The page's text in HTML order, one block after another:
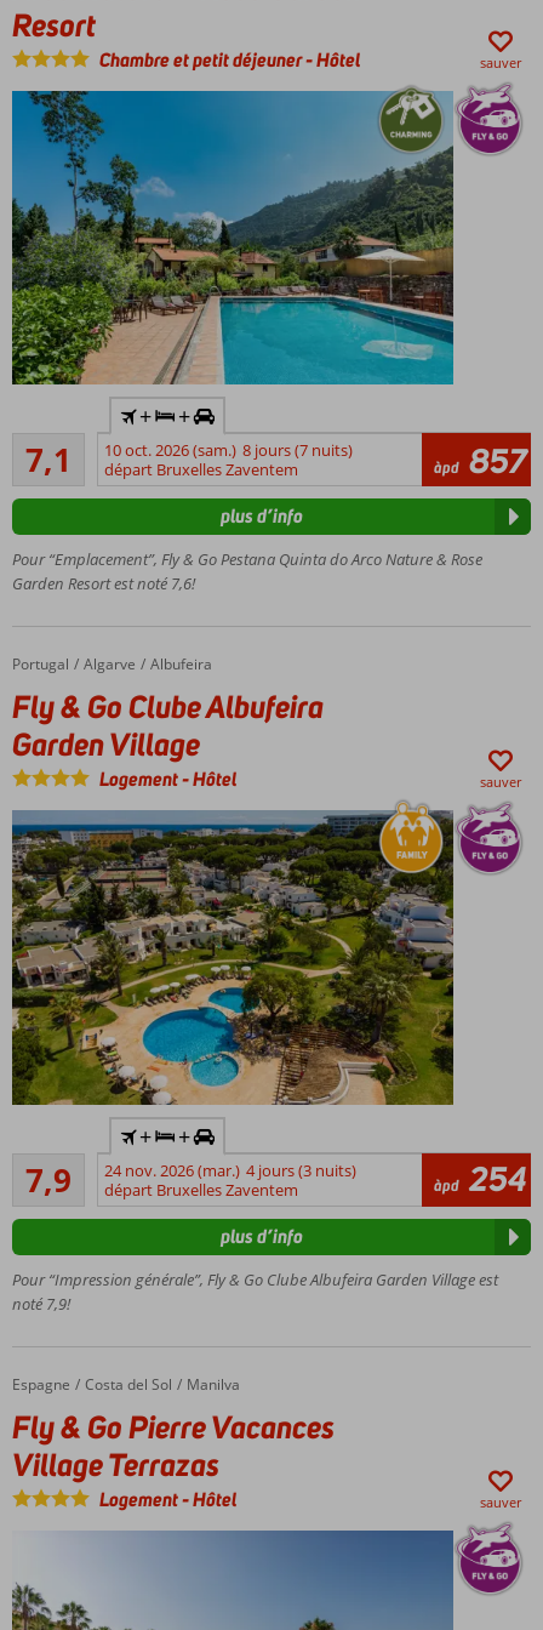
location
de
cat. A
Des
appartements
penthouses
spacieux pour
toute la
famille
À
quelques
pas de la
plage
Chambres
d'hôtel
récemment
rénovées
également
possible
Resort
Chambre et petit déjeuner-Hôtel sauver
la
voiture
de
Magnifiquement
situé sur la côte
nord
Studios
et villas
de luxe
Demi-
pension
également
7,1
Suffisante/bon
13
commentaires
+ +
10 oct. 2026 (sam.) 8 jours (7 nuits)
départ Bruxelles Zaventem
àpd 857
Pour “Emplacement”, Fly & Go Pestana Quinta do Arco Nature & Rose
Garden Resort est noté 7,6!
plus d’info
Accueil
Portugal Algarve Albufeira
Fly & Go Clube Albufeira Garden Village
Fly & Go Clube Albufeira
Garden Village
Logement-Hôtel sauver
location
incluse
Séjour
toute
la
famille
vacances
spacieux
Près de la
vieille ville
d'Albufeira
4 piscines
verdoyants
7,9
66
commentaires
+ +
24 nov. 2026 (mar.) 4 jours (3 nuits)
départ Bruxelles Zaventem
àpd 254
Pour “Impression générale”, Fly & Go Clube Albufeira Garden Village est
noté 7,9!
plus d’info
Accueil
Espagne Costa del Sol Manilva
Fly & Go Pierre Vacances Village Terrazas
Fly & Go Pierre Vacances
Village Terrazas
Logement-Hôtel sauver